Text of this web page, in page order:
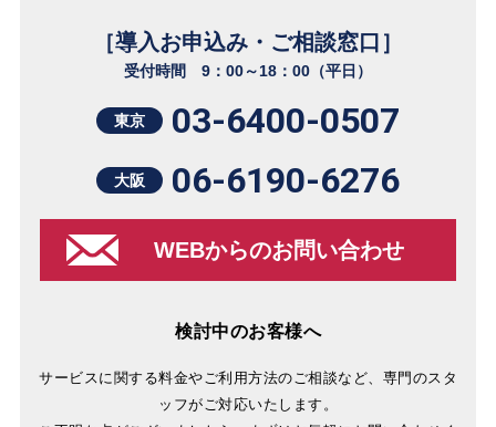
［導入お申込み・ご相談窓口］
受付時間 9：00～18：00（平日）
東京 03-6400-0507
大阪 06-6190-6276
WEBからのお問い合わせ
検討中のお客様へ
サービスに関する料金やご利用方法のご相談など、専門のスタ
ッフがご対応いたします。